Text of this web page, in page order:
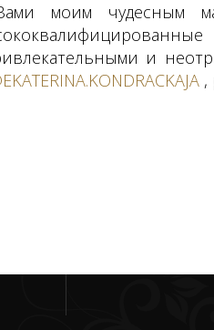
моим чудесным
и
,